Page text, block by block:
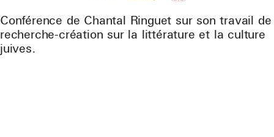
Conférence de Chantal Ringuet sur son travail de
recherche-création sur la littérature et la culture
juives.